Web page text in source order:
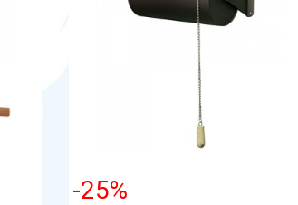
-25%